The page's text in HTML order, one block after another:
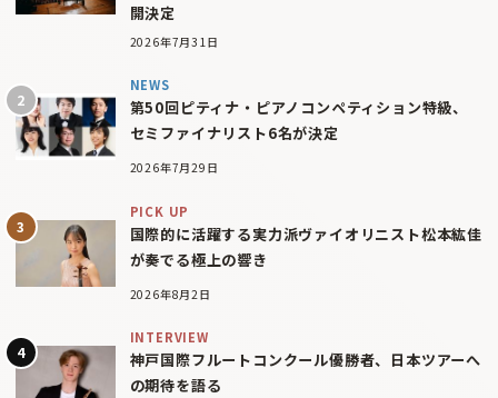
開決定
2026年7月31日
NEWS
第50回ピティナ・ピアノコンペティション特級、
セミファイナリスト6名が決定
2026年7月29日
PICK UP
国際的に活躍する実力派ヴァイオリニスト松本紘佳
が奏でる極上の響き
2026年8月2日
INTERVIEW
神戸国際フルートコンクール優勝者、日本ツアーへ
の期待を語る